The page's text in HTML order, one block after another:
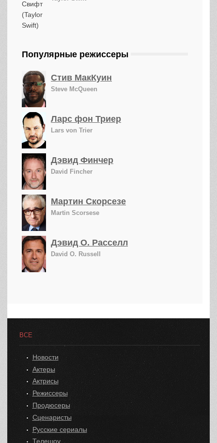
Популярные режиссеры
Стив МакКуин
Steve McQueen
Ларс фон Триер
Lars von Trier
Дэвид Финчер
David Fincher
Мартин Скорсезе
Martin Scorsese
Дэвид О. Расселл
David O. Russell
ВСЕ
Новости
Актеры
Актрисы
Режиссеры
Продюсеры
Сценаристы
Русские сериалы
Телешоу